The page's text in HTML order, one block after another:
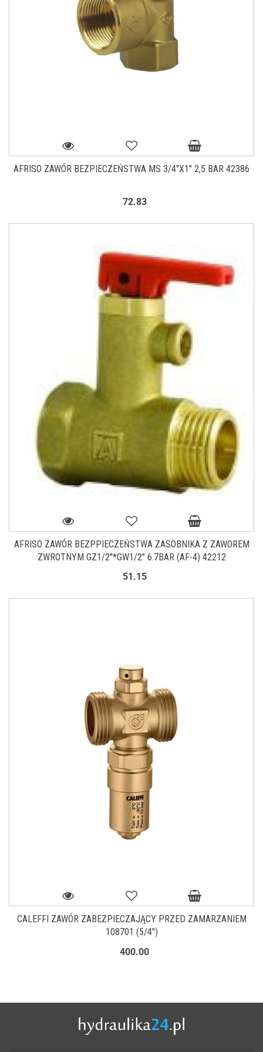
AFRISO ZAWÓR BEZPIECZEŃSTWA MS 3/4"X1" 2,5 BAR 42386
72.83
AFRISO ZAWÓR BEZPPIECZEŃSTWA ZASOBNIKA Z ZAWOREM
ZWROTNYM GZ1/2"*GW1/2" 6.7BAR (AF-4) 42212
51.15
CALEFFI ZAWÓR ZABEZPIECZAJĄCY PRZED ZAMARZANIEM
108701 (5/4")
400.00